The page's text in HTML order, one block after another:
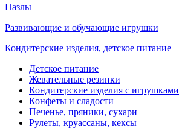
Пазлы
Развивающие и обучающие игрушки
Кондитерские изделия, детское питание
Детское питание
Жевательные резинки
Кондитерские изделия с игрушками
Конфеты и сладости
Печенье, пряники, сухари
Рулеты, круассаны, кексы